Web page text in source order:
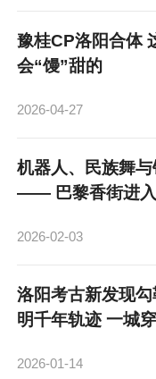
豫桂CP洛阳合体
会“馒”甜的
2026-04-27
机器人、民族舞
—— 巴黎香街进入
2026-02-03
洛阳考古新发现
明千年轨迹 一城
2026-01-14